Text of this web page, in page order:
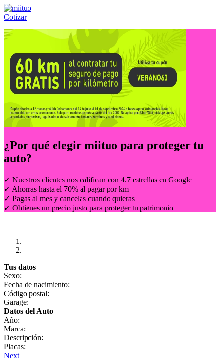
Cotizar
Llámanos al:(55) 84-21-05-00 ó
¿Por qué elegir miituo para proteger tu
auto?
✓ Nuestros clientes nos califican con 4.7 estrellas en Google
✓ Ahorras hasta el 70% al pagar por km
✓ Pagas al mes y cancelas cuando quieras
✓ Obtienes un precio justo para proteger tu patrimonio
Tus datos
Sexo:
Fecha de nacimiento:
Código postal:
Garage:
Datos del Auto
Año:
Marca:
Descripción:
Placas:
Next